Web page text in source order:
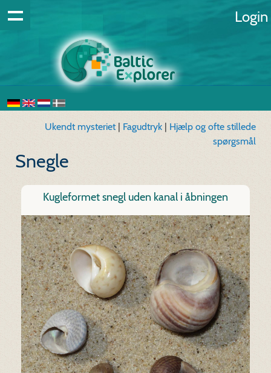
Login
Ukendt mysteriet| Fagudtryk | Hjælp og ofte stillede
spørgsmål
Snegle
Kugleformet snegl uden kanal i åbningen